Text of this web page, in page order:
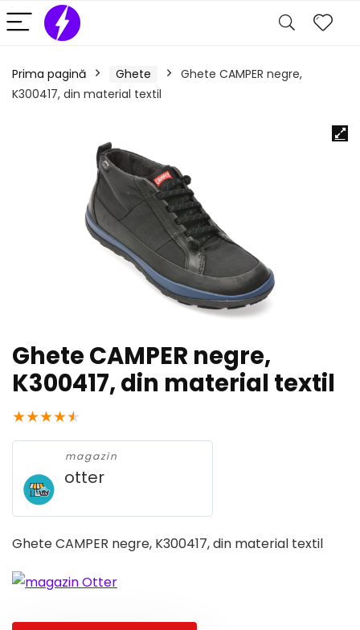
Prima pagină Ghete
Ghete CAMPER negre,
K300417, din material textil
Ghete CAMPER negre,
K300417, din material textil
★★★★★
magazin
otter
Ghete CAMPER negre, K300417, din material textil